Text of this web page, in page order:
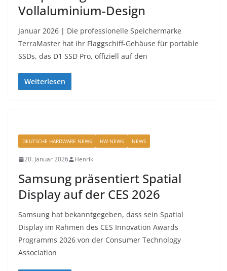
Vollaluminium-Design
Januar 2026 | Die professionelle Speichermarke
TerraMaster hat ihr Flaggschiff-Gehäuse für portable
SSDs, das D1 SSD Pro, offiziell auf den
Weiterlesen
DEUTSCHE HARDWARE NEWS HW-NEWS NEWS
20. Januar 2026 Henrik
Samsung präsentiert Spatial
Display auf der CES 2026
Samsung hat bekanntgegeben, dass sein Spatial
Display im Rahmen des CES Innovation Awards
Programms 2026 von der Consumer Technology
Association